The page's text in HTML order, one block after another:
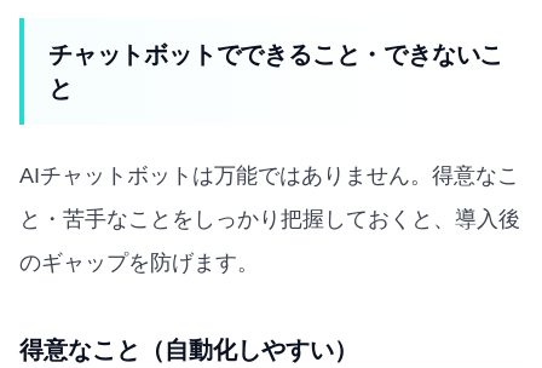
チャットボットでできること・できないこ
と
AIチャットボットは万能ではありません。得意なこ
と・苦手なことをしっかり把握しておくと、導入後
のギャップを防げます。
得意なこと（自動化しやすい）